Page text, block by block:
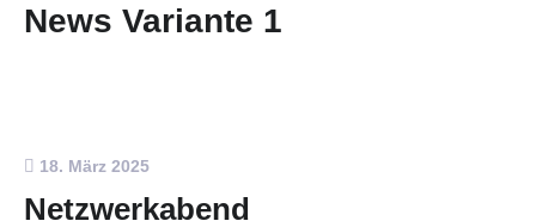
News Variante 1
18. März 2025
Netzwerkabend